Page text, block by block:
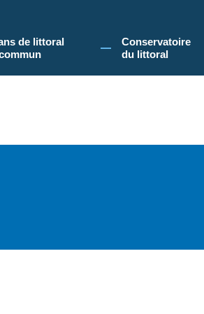
sur le site du Conservatoire du littoral, vous
de littoral
Conservatoire
du littoral